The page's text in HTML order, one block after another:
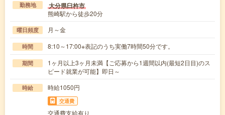
勤務地 大分県臼杵市
熊崎駅から徒歩20分
曜日頻度 月～金
時間 8:10～17:00※表記のうち実働7時間50分です。
期間
1ヶ月以上3ヶ月未満【ご応募から1週間以内(最短2日目)のス
ピード就業が可能】即日～
時給 時給1050円
交通費
交通費支給有り